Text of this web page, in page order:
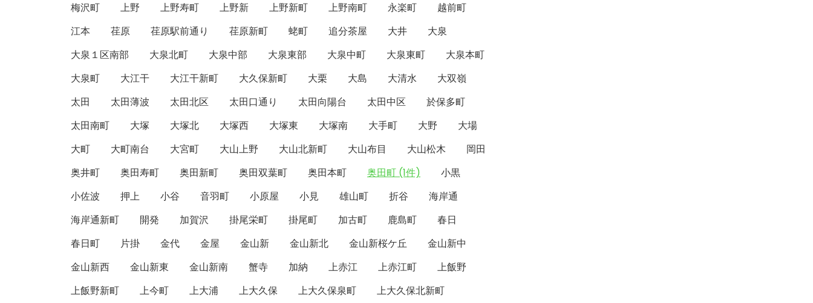
梅沢町
上野 上野寿町 上野新 上野新町 上野南町 永楽町
越前町
江本
荏原 荏原駅前通り 荏原新町 蛯町 追分茶屋 大井
大泉
大泉１区南部
大泉北町 大泉中部 大泉東部 大泉中町 大泉東町
大泉本町
大泉町
大江干 大江干新町 大久保新町 大栗 大島 大清水
大双嶺
太田
太田薄波 太田北区 太田口通り 太田向陽台 太田中区
於保多町
太田南町
大塚 大塚北 大塚西 大塚東 大塚南 大手町 大野
大場
大町
大町南台 大宮町 大山上野 大山北新町 大山布目 大山松木
岡田
奥井町
奥田寿町 奥田新町 奥田双葉町 奥田本町 奥田町 (1件)
小黒
小佐波
押上 小谷 音羽町 小原屋 小見 雄山町 折谷
海岸通
海岸通新町
開発 加賀沢 掛尾栄町 掛尾町 加古町 鹿島町
春日
春日町
片掛 金代 金屋 金山新 金山新北 金山新桜ケ丘
金山新中
金山新西
金山新東 金山新南 蟹寺 加納 上赤江 上赤江町
上飯野
上飯野新町
上今町 上大浦 上大久保 上大久保泉町
上大久保北新町